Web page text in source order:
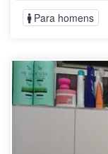
Para homens